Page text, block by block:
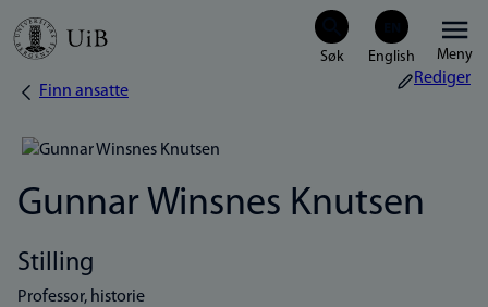
Hopp
Meny
Navigasjonssti
Finn ansatte
Rediger
Gunnar Winsnes Knutsen
Stilling
Professor, historie